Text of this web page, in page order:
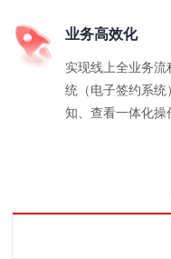
业务高效化
实现线上全业务
统（电子签约系统
知、查看一体化操